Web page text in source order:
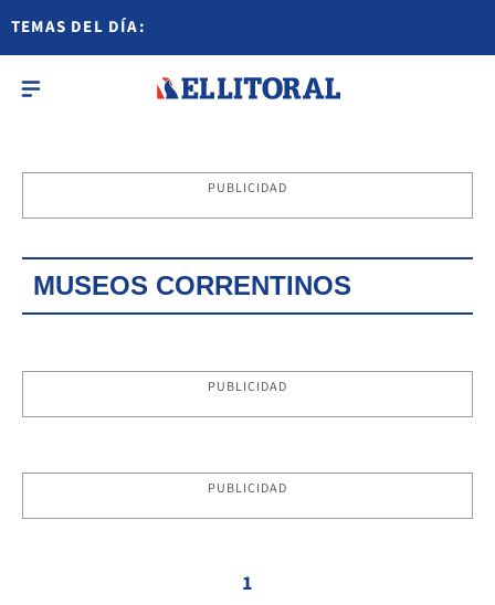
TEMAS DEL DÍA:
PUBLICIDAD
MUSEOS CORRENTINOS
PUBLICIDAD
PUBLICIDAD
1